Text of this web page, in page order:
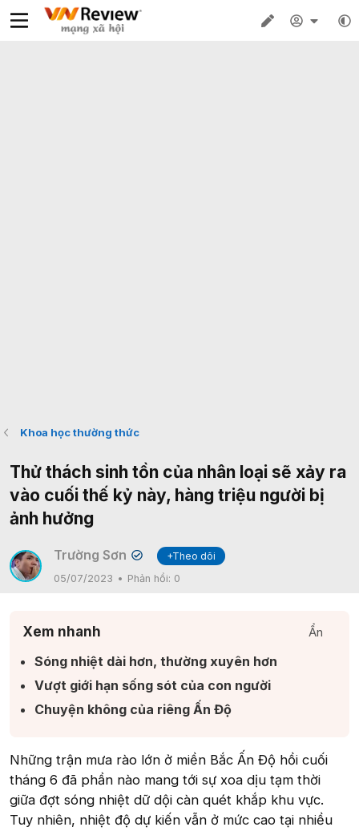
Khoa học thường thức
Thử thách sinh tồn của nhân loại sẽ xảy ra
vào cuối thế kỷ này, hàng triệu người bị
ảnh hưởng
Trường Sơn ✔
+Theo dõi
05/07/2023
Phản hồi: 0
Xem nhanh Ẩn
Sóng nhiệt dài hơn, thường xuyên hơn​
Vượt giới hạn sống sót của con người​
Chuyện không của riêng Ấn Độ​
Những trận mưa rào lớn ở miền Bắc Ấn Độ hồi cuối
tháng 6 đã phần nào mang tới sự xoa dịu tạm thời
giữa đợt sóng nhiệt dữ dội càn quét khắp khu vực.
Tuy nhiên, nhiệt độ dự kiến vẫn ở mức cao tại nhiều